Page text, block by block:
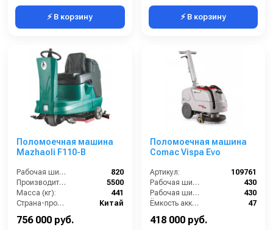
⚡ В корзину ⚡ В корзину
Поломоечная машина
Mazhaoli F110-B
Рабочая ширина (мм):
820
Производительность по площади (м2/ч):
5500
Масса (кг):
441
Страна-производитель:
Китай
756 000 руб.
Поломоечная машина
Comac Vispa Evo
Артикул:
109761
Рабочая ширина (мм):
430
Рабочая ширина щеток (мм):
430
Ёмкость аккумуляторов (Ач):
47
418 000 руб.